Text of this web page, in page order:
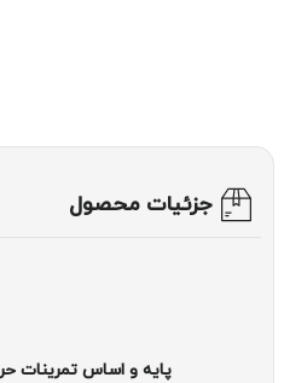
جزئیات محصول
پایه و اساس تمرینات